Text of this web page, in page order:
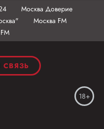
Москва Доверие
Москва FM
СВЯЗЬ
18+